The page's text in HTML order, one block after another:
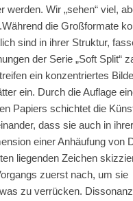
werden. Wir „sehen“ viel,
die Großformate
sind in ihrer Struktur,
der Serie „Soft Split“
ein konzentriertes
ein. Durch die Auflage
Papiers schichtet die
dass sie auch in ihrer
einer Anhäufung von
liegenden Zeichen
zuerst nach, um sie
zu verrücken.